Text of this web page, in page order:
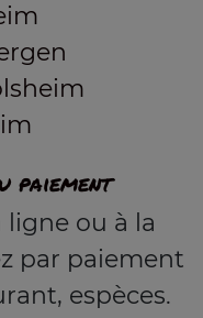
paiement
ou à la
par paiement
espèces.